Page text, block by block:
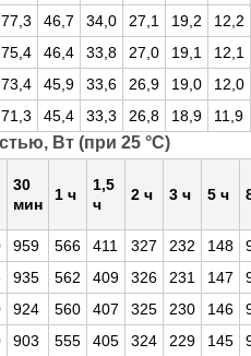
77,3 46,7 34,0 27,1 19,2
12,2
75,4 46,4 33,8 27,0 19,1
12,1
73,4 45,9 33,6 26,9 19,0
12,0
71,3 45,4 33,3 26,8 18,9 11,9
Вт (при 25 °С)
30
мин
1 ч
1,5
ч
2 ч 3 ч 5 ч
959 566 411 327 232 148
935 562 409 326 231 147
924 560 407 325 230 146
903 555 405 324 229 145